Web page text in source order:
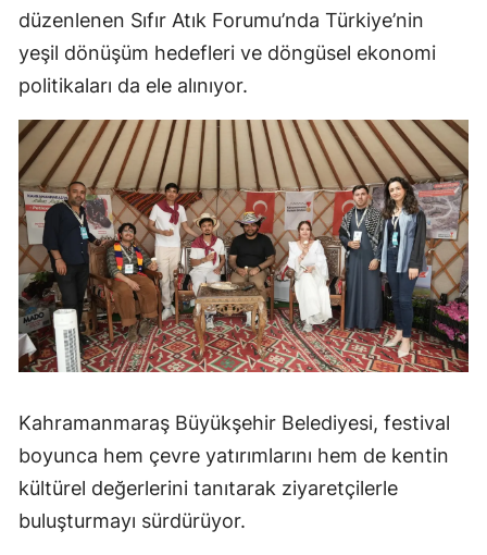
düzenlenen Sıfır Atık Forumu’nda Türkiye’nin
yeşil dönüşüm hedefleri ve döngüsel ekonomi
politikaları da ele alınıyor.
Kahramanmaraş Büyükşehir Belediyesi, festival
boyunca hem çevre yatırımlarını hem de kentin
kültürel değerlerini tanıtarak ziyaretçilerle
buluşturmayı sürdürüyor.